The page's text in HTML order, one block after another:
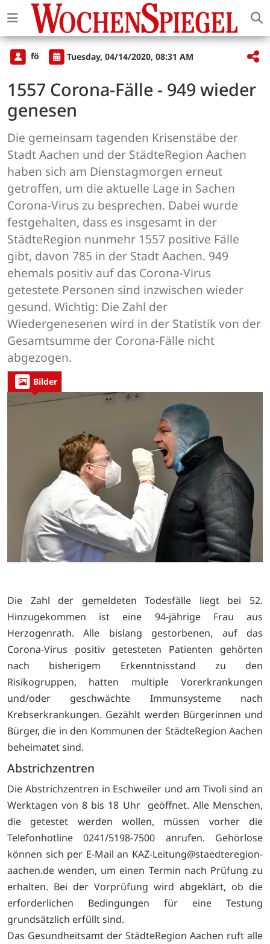
fö Tuesday, 04/14/2020, 08:31 AM
1557 Corona-Fälle - 949 wieder
genesen
Die gemeinsam tagenden Krisenstäbe der
Stadt Aachen und der StädteRegion Aachen
haben sich am Dienstagmorgen erneut
getroffen, um die aktuelle Lage in Sachen
Corona-Virus zu besprechen. Dabei wurde
festgehalten, dass es insgesamt in der
StädteRegion nunmehr 1557 positive Fälle
gibt, davon 785 in der Stadt Aachen. 949
ehemals positiv auf das Corona-Virus
getestete Personen sind inzwischen wieder
gesund. Wichtig: Die Zahl der
Wiedergenesenen wird in der Statistik von der
Gesamtsumme der Corona-Fälle nicht
abgezogen.
Bilder
Die Zahl der gemeldeten Todesfälle liegt bei 52.
Hinzugekommen ist eine 94-jährige Frau aus
Herzogenrath. Alle bislang gestorbenen, auf das
Corona-Virus positiv getesteten Patienten gehörten
nach bisherigem Erkenntnisstand zu den
Risikogruppen, hatten multiple Vorerkrankungen
und/oder geschwächte Immunsysteme nach
Krebserkrankungen. Gezählt werden Bürgerinnen und
Bürger, die in den Kommunen der StädteRegion Aachen
beheimatet sind.
Abstrichzentren
Die Abstrichzentren in Eschweiler und am Tivoli sind an
Werktagen von 8 bis 18 Uhr geöffnet. Alle Menschen,
die getestet werden wollen, müssen vorher die
Telefonhotline 0241/5198-7500 anrufen. Gehörlose
können sich per E-Mail an KAZ-Leitung@staedteregion-
aachen.de wenden, um einen Termin nach Prüfung zu
erhalten. Bei der Vorprüfung wird abgeklärt, ob die
erforderlichen Bedingungen für eine Testung
grundsätzlich erfüllt sind.
Das Gesundheitsamt der StädteRegion Aachen ruft alle